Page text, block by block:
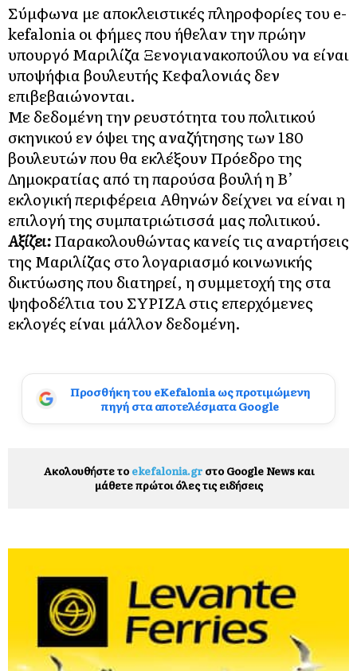
Σύμφωνα με αποκλειστικές πληροφορίες του e-
kefalonia οι φήμες που ήθελαν την πρώην
υπουργό Μαριλίζα Ξενογιανακοπούλου να είναι
υποψήφια βουλευτής Κεφαλονιάς δεν
επιβεβαιώνονται.
Με δεδομένη την ρευστότητα του πολιτικού
σκηνικού εν όψει της αναζήτησης των 180
βουλευτών που θα εκλέξουν Πρόεδρο της
Δημοκρατίας από τη παρούσα βουλή η Β’
εκλογική περιφέρεια Αθηνών δείχνει να είναι η
επιλογή της συμπατριώτισσά μας πολιτικού.
Αξίζει:Παρακολουθώντας κανείς τις αναρτήσεις
της Μαριλίζας στο λογαριασμό κοινωνικής
δικτύωσης που διατηρεί, η συμμετοχή της στα
ψηφοδέλτια του ΣΥΡΙΖΑ στις επερχόμενες
εκλογές είναι μάλλον δεδομένη.
Προσθήκη του eKefalonia ως προτιμώμενη
πηγή στα αποτελέσματα Google
Ακολουθήστε το ekefalonia.grστο Google News και
μάθετε πρώτοι όλες τις ειδήσεις